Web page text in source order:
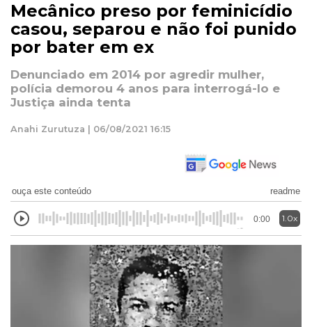
Mecânico preso por feminicídio
casou, separou e não foi punido
por bater em ex
Denunciado em 2014 por agredir mulher,
polícia demorou 4 anos para interrogá-lo e
Justiça ainda tenta
Anahi Zurutuza | 06/08/2021 16:15
ouça este conteúdo readme
0:00 1.0x